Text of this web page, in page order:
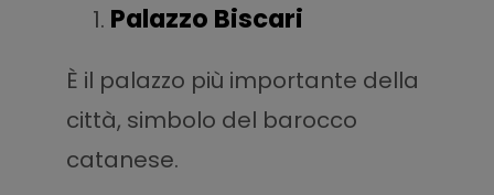
Palazzo Biscari
È il palazzo più importante della
città, simbolo del barocco
catanese.